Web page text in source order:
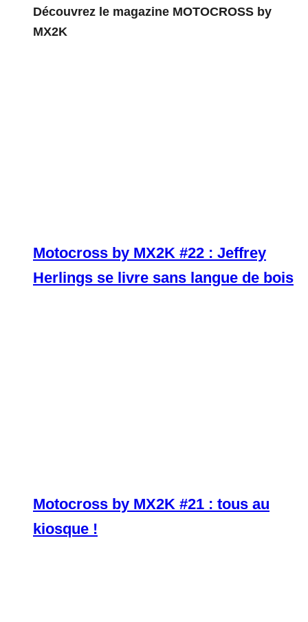
Découvrez le magazine MOTOCROSS by
MX2K
Motocross by MX2K #22 : Jeffrey
Herlings se livre sans langue de bois
Motocross by MX2K #21 : tous au
kiosque !